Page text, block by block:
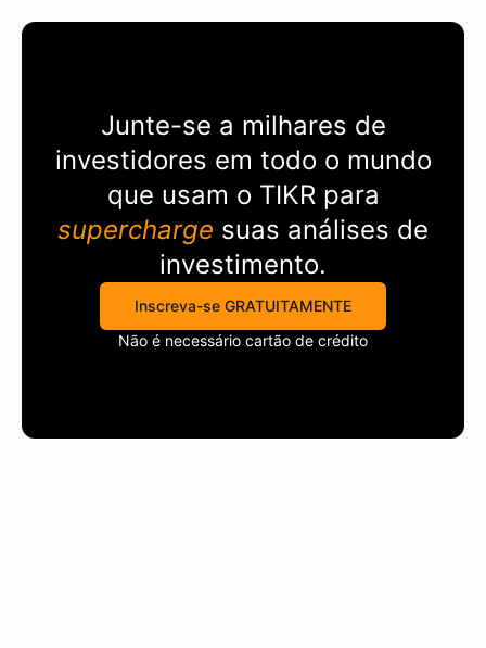
Junte-se a milhares de
investidores em todo o mundo
que usam o TIKRpara
supercharge suas análises de
investimento.
Inscreva-se GRATUITAMENTE
Não é necessário cartão de crédito